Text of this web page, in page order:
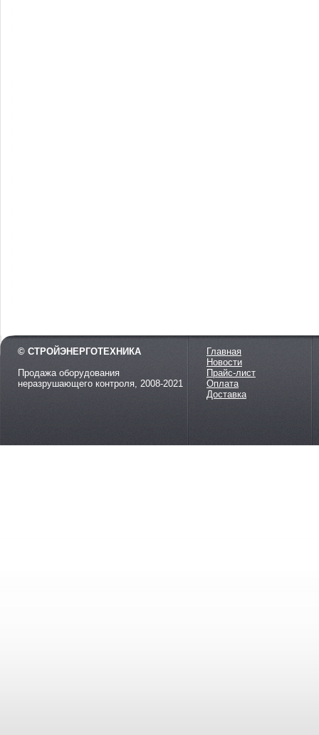
© СТРОЙЭНЕРГОТЕХНИКА
Продажа оборудования
неразрушающего контроля, 2008-2021
Главная
Новости
Прайс-лист
Оплата
Доставка